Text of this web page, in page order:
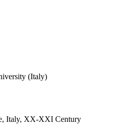
(Italy)
Italy, XX-XXI Century